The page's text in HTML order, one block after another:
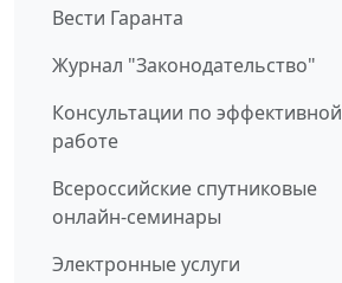
Вести Гаранта
Журнал "Законодательство"
Консультации по эффективной
работе
Всероссийские спутниковые
онлайн-семинары
Электронные услуги